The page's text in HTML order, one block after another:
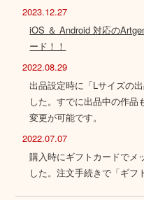
2023.12.27
iOS ＆ Android 対応の
ード！！
2022.08.29
出品設定時に「Lサイズの
した。すでに出品中の作品
変更が可能です。
2022.07.07
購入時にギフトカードでメ
した。注文手続きで「ギフ